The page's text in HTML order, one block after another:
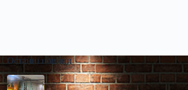
Останні новини